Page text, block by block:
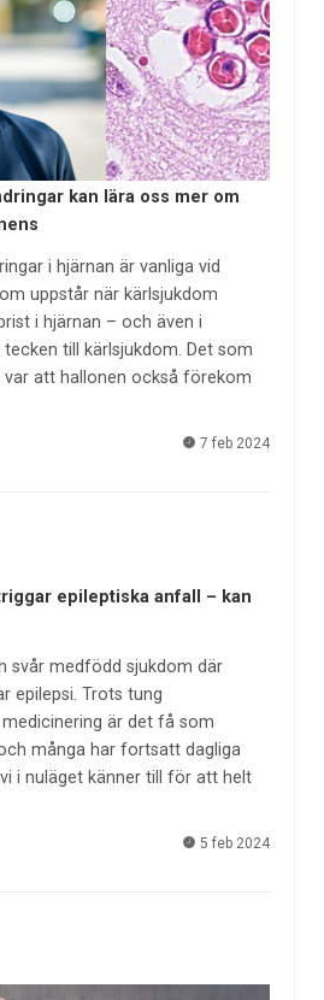
kan lära oss mer om
i hjärnan är vanliga vid
uppstår när kärlsjukdom
i hjärnan – och även i
till kärlsjukdom. Det som
att hallonen också förekom
7 feb 2024
epileptiska anfall – kan
svår medfödd sjukdom där
epilepsi. Trots tung
är det få som
många har fortsatt dagliga
i nuläget känner till för att helt
5 feb 2024